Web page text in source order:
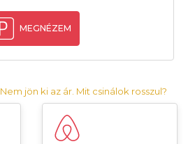
MEGNÉZEM
Nem jön ki az ár. Mit csinálok rosszul?